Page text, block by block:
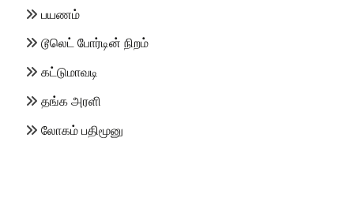
பயணம்
டூலெட் போர்டின் நிறம்
கட்டுமாவடி
தங்க அரளி
லோகம் பதிமூனு